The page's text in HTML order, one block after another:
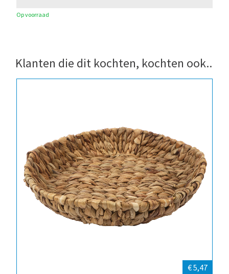
Op voorraad
Klanten die dit kochten, kochten ook..
€ 5,47